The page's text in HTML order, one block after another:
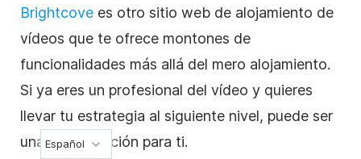
Brightcove es otro sitio web de alojamiento de
vídeos que te ofrece montones de
funcionalidades más allá del mero alojamiento.
Si ya eres un profesional del vídeo y quieres
llevar tu estrategia al siguiente nivel, puede ser
una buena opción para ti.
Español